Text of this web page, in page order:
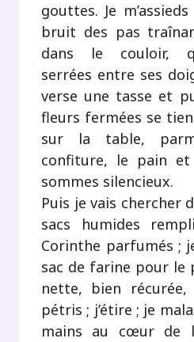
gouttes. Je
bruit des pas
dans le couloir,
serrées entre ses
verse une tasse et
fleurs fermées se
sur la table,
confiture, le pain
sommes silencieux.
Puis je vais chercher
sacs humides
Corinthe parfumés ;
sac de farine pour le
nette, bien récurée,
pétris ; j’étire ; je
mains au cœur de